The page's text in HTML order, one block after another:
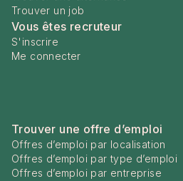
Trouver un job
Vous êtes recruteur
S'inscrire
Me connecter
Trouver une offre d’emploi
Offres d’emploi par localisation
Offres d’emploi par type d’emploi
Offres d’emploi par entreprise